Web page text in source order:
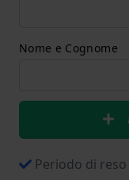
Nome e Cognome
Periodo di